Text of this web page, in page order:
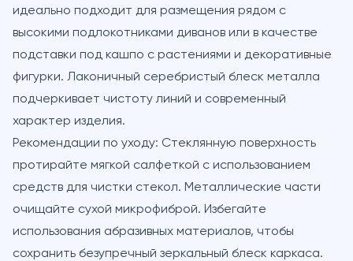
идеально подходит для размещения рядом с
высокими подлокотниками диванов или в качестве
подставки под кашпо с растениями и декоративные
фигурки. Лаконичный серебристый блеск металла
подчеркивает чистоту линий и современный
характер изделия.
Рекомендации по уходу: Стеклянную поверхность
протирайте мягкой салфеткой с использованием
средств для чистки стекол. Металлические части
очищайте сухой микрофиброй. Избегайте
использования абразивных материалов, чтобы
сохранить безупречный зеркальный блеск каркаса.